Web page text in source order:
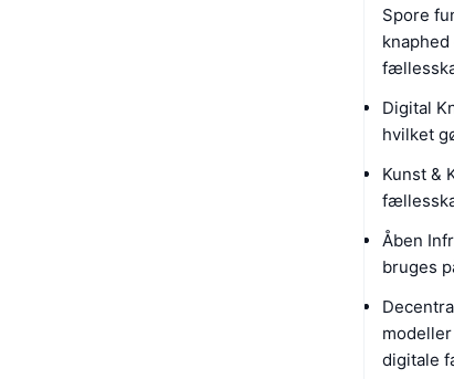
Spore
Digital
hvilket
Kunst &
Åben
bruges
digitale